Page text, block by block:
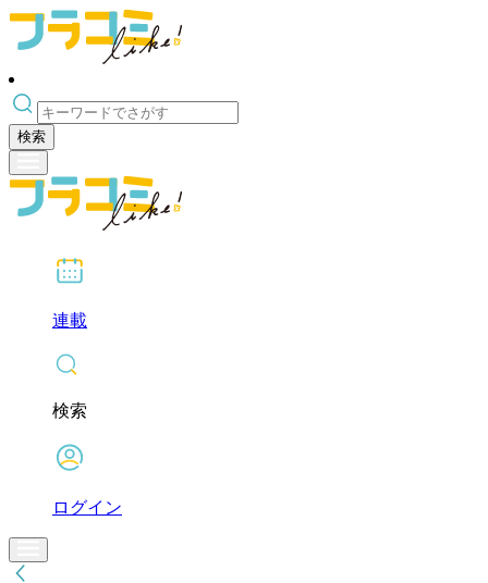
検索
連載
検索
ログイン